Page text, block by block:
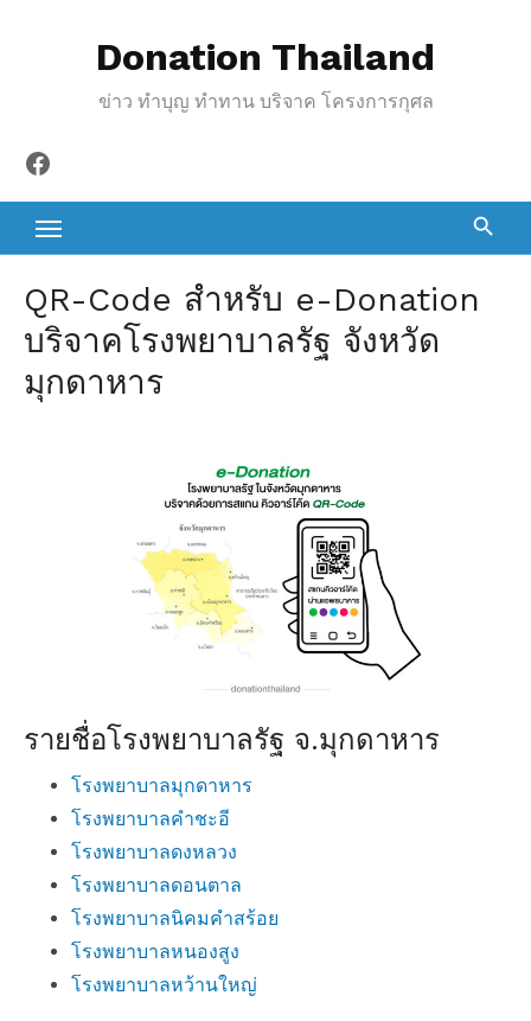
Donation Thailand
ข่าว ทำบุญ ทำทาน บริจาค โครงการกุศล
Facebook
QR-Code สำหรับ e-Donation
บริจาคโรงพยาบาลรัฐ จังหวัด
มุกดาหาร
รายชื่อโรงพยาบาลรัฐ จ.มุกดาหาร
โรงพยาบาลมุกดาหาร
โรงพยาบาลคำชะอี
โรงพยาบาลดงหลวง
โรงพยาบาลดอนตาล
โรงพยาบาลนิคมคำสร้อย
โรงพยาบาลหนองสูง
โรงพยาบาลหว้านใหญ่